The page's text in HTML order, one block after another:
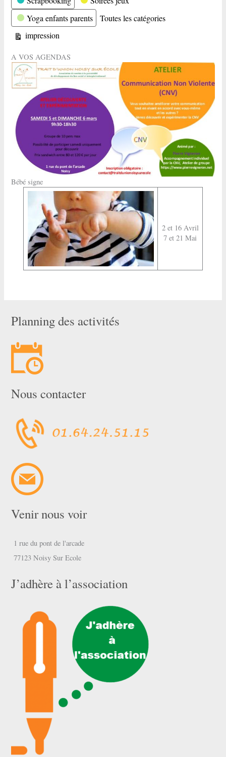
Yoga enfants parents
Toutes les catégories
Vue
impression
A VOS AGENDAS
Bébé signe
2 et 16 Avril
7 et 21 Mai
Planning des activités
Nous contacter
Venir nous voir
1 rue du pont de l'arcade
77123 Noisy Sur Ecole
J’adhère à l’association